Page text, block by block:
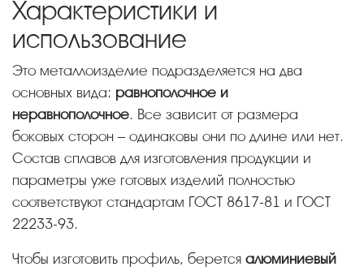
Характеристики и
использование
Это металлоизделие подразделяется на два
основных вида: равнополочное и
неравнополочное. Все зависит от размера
боковых сторон – одинаковы они по длине или нет.
Состав сплавов для изготовления продукции и
параметры уже готовых изделий полностью
соответствуют стандартам ГОСТ 8617-81 и ГОСТ
22233-93.
Чтобы изготовить профиль, берется алюминиевый